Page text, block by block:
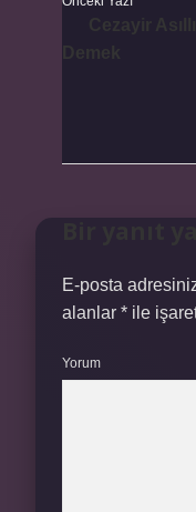
E-posta
alanlar * ile
Yorum